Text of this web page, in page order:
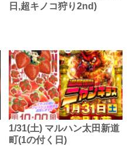
日,超キノコ狩り2nd)
1/31(土) マルハン太田新道
町(1の付く日)